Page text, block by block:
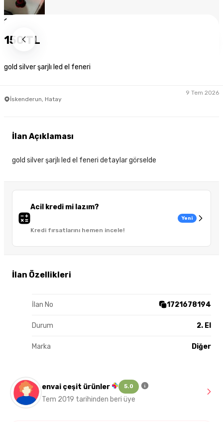
1
150 TL
gold silver şarjlı led el feneri
İskenderun, Hatay
9 Tem 2026
Acil kredi mi lazım?
Kredi fırsatlarını hemen incele!
Yeni
İlan Özellikleri
İlan No 1721678194
Durum 2. El
Marka Diğer
İlan Açıklaması
gold silver şarjlı led el feneri detaylar görselde
envai çeşit ürünler 5.0
Tem 2019 tarihinden beri üye